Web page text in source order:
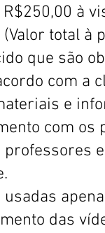
à
total à
que são
com a
e
com
das